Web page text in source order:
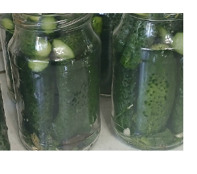
то, согласен. И спорить желания нет.
слушаешь «мудрых» совет. И тянет
«сенсаций» поток. Они разъедают
не смог. И злоба, не как решение
А способ излить раздражение На то,
объяснят, что дорого Стоит место у
в ритме морока Баюкает Кот Баюн.